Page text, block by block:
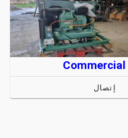
Commercial
إتصال